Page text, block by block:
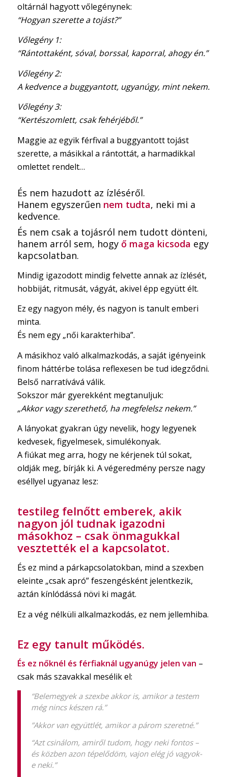
oltárnál hagyott vőlegénynek:
“Hogyan szerette a tojást?”
Vőlegény 1:
“Rántottaként, sóval, borssal, kaporral, ahogy én.”
Vőlegény 2:
A kedvence a buggyantott, ugyanúgy, mint nekem.
Vőlegény 3:
“Kertészomlett, csak fehérjéből.”
Maggie az egyik férfival a buggyantott tojást
szerette, a másikkal a rántottát, a harmadikkal
omlettet rendelt…
És nem hazudott az ízléséről.
Hanem egyszerűen nem tudta, neki mi a
kedvence.
És nem csak a tojásról nem tudott dönteni,
hanem arról sem, hogy ő maga kicsoda egy
kapcsolatban.
Mindig igazodott mindig felvette annak az ízlését,
hobbiját, ritmusát, vágyát, akivel épp együtt élt.
Ez egy nagyon mély, és nagyon is tanult emberi
minta.
És nem egy „női karakterhiba”.
A másikhoz való alkalmazkodás, a saját igényeink
finom háttérbe tolása reflexesen be tud idegződni.
Belső narratívává válik.
Sokszor már gyerekként megtanuljuk:
„Akkor vagy szerethető, ha megfelelsz nekem.”
A lányokat gyakran úgy nevelik, hogy legyenek
kedvesek, figyelmesek, simulékonyak.
A fiúkat meg arra, hogy ne kérjenek túl sokat,
oldják meg, bírják ki. A végeredmény persze nagy
eséllyel ugyanaz lesz:
testileg felnőtt emberek, akik
nagyon jól tudnak igazodni
másokhoz – csak önmagukkal
vesztették el a kapcsolatot.
És ez mind a párkapcsolatokban, mind a szexben
eleinte „csak apró” feszengésként jelentkezik,
aztán kínlódássá növi ki magát.
Ez a vég nélküli alkalmazkodás, ez nem jellemhiba.
Ez egy tanult működés.
És ez nőknél és férfiaknál ugyanúgy jelen van –
csak más szavakkal mesélik el:
“Belemegyek a szexbe akkor is, amikor a testem
még nincs készen rá.”
”Akkor van együttlét, amikor a párom szeretné.”
“Azt csinálom, amiről tudom, hogy neki fontos –
és közben azon tépelődöm, vajon elég jó vagyok-
e neki.”